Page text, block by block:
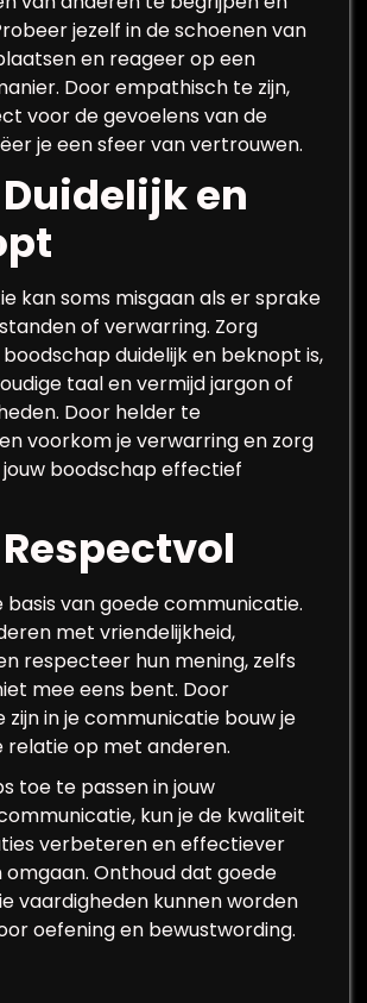
jezelf in de schoenen van
en reageer op een
Door empathisch te zijn,
voor de gevoelens van de
je een sfeer van vertrouwen.
en
kan soms misgaan als er sprake
of verwarring. Zorg
duidelijk en beknopt is,
taal en vermijd jargon of
Door helder te
voorkom je verwarring en zorg
boodschap effectief
basis van goede communicatie.
met vriendelijkheid,
respecteer hun mening, zelfs
mee eens bent. Door
in je communicatie bouw je
relatie op met anderen.
toe te passen in jouw
kun je de kwaliteit
verbeteren en effectiever
Onthoud dat goede
vaardigheden kunnen worden
oefening en bewustwording.